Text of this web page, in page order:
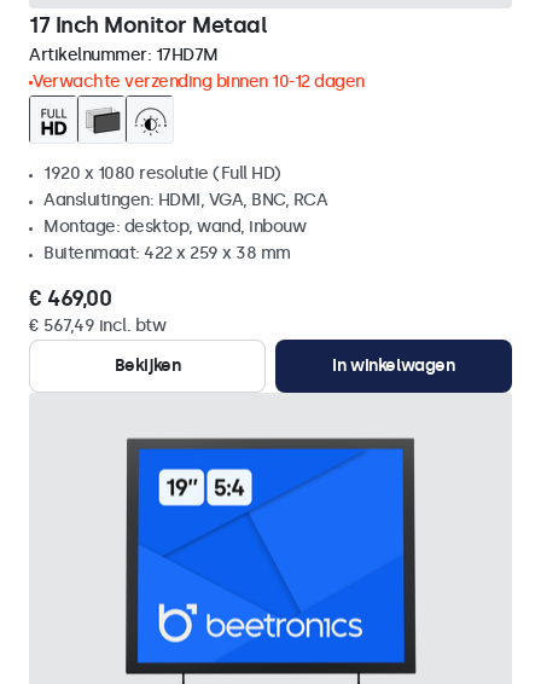
17 Inch Monitor Metaal
Artikelnummer: 17HD7M
Verwachte verzending binnen 10-12 dagen
1920 x 1080 resolutie (Full HD)
Aansluitingen: HDMI, VGA, BNC, RCA
Montage: desktop, wand, inbouw
Buitenmaat: 422 x 259 x 38 mm
€ 469,00
€ 567,49 incl. btw
Bekijken
In winkelwagen